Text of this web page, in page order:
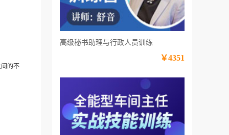
的不
高级秘书助理与行政人员训练
￥4351